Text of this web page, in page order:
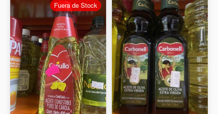
Fuera de Stock